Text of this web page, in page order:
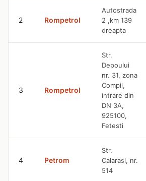
2 Rompetrol
Autostrada
2 ,km 139
dreapta
3 Rompetrol
Str.
Depoului
nr. 31, zona
Compil,
intrare din
DN 3A,
925100,
Fetesti
4 Petrom
Str.
Calarasi, nr.
514